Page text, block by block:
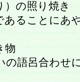
）の照り焼き
あることにあ
物
の語呂合わせ